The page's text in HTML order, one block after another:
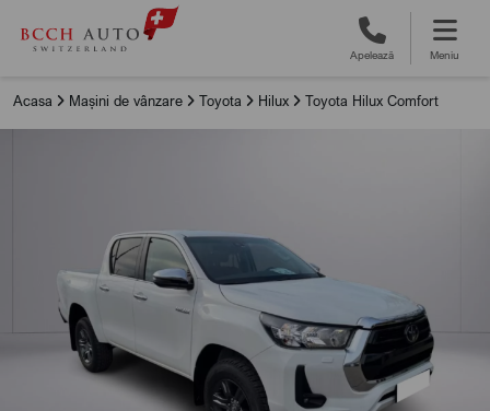
Apelează Meniu
Acasa Mașini de vânzare Toyota Hilux Toyota Hilux Comfort